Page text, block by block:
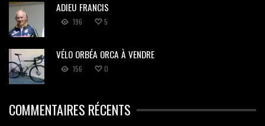
ADIEU FRANCIS
196 5
VÉLO ORBÉA ORCA À VENDRE
156 0
COMMENTAIRES RÉCENTS